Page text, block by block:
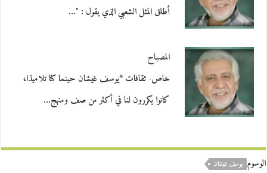
أطلق المثل الشعبي الذي يقول : "…
المصباح
خاص- ثقافات *يوسف غيشان حينما كنا تلاميذا،
كانوا يكررون لنا في أكثر من صف ومنهج…
الوسوم يوسف غيشان